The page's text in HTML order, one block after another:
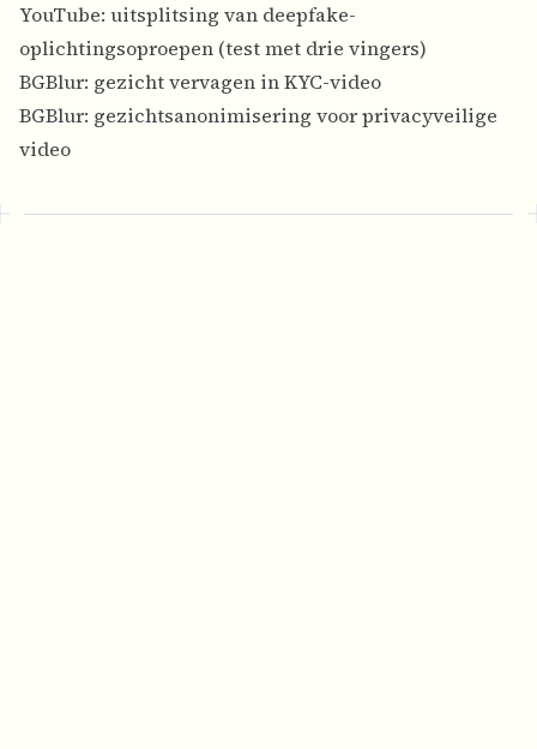
YouTube: uitsplitsing van deepfake-
oplichtingsoproepen (test met drie vingers)
BGBlur: gezicht vervagen in KYC-video
BGBlur: gezichtsanonimisering voor privacyveilige
video